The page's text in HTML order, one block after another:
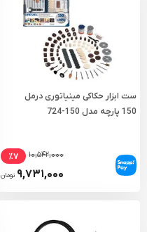
ست ابزار حکاکی مینیاتوری درمل
150 پارچه مدل 150-724
۱۰,۵۴۲,۰۰۰ ٪۷
۹,۷۳۱,۰۰۰ تومان